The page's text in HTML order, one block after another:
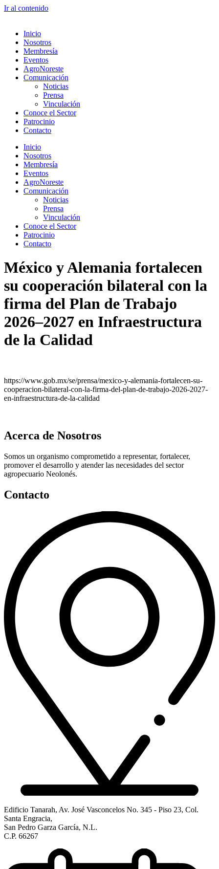
Ir al contenido
Inicio
Nosotros
Membresía
Eventos
AgroNoreste
Comunicación
Noticias
Prensa
Vinculación
Conoce el Sector
Patrocinio
Contacto
Inicio
Nosotros
Membresía
Eventos
AgroNoreste
Comunicación
Noticias
Prensa
Vinculación
Conoce el Sector
Patrocinio
Contacto
México y Alemania fortalecen
su cooperación bilateral con la
firma del Plan de Trabajo
2026–2027 en Infraestructura
de la Calidad
https://www.gob.mx/se/prensa/mexico-y-alemania-fortalecen-su-
cooperacion-bilateral-con-la-firma-del-plan-de-trabajo-2026-2027-
en-infraestructura-de-la-calidad
Acerca de Nosotros
Somos un organismo comprometido a representar, fortalecer,
promover el desarrollo y atender las necesidades del sector
agropecuario Neolonés.
Contacto
Edificio Tanarah, Av. José Vasconcelos No. 345 - Piso 23, Col.
Santa Engracia,
San Pedro Garza García, N.L.
C.P. 66267